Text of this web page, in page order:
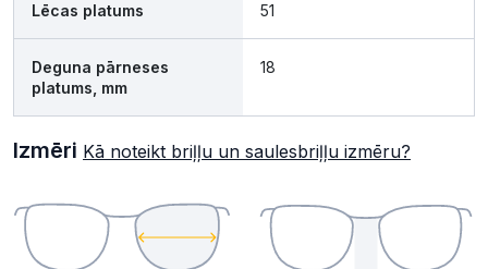
Lēcas platums 51
Deguna pārneses
platums, mm
18
Izmēri Kā noteikt briļļu un saulesbriļļu izmēru?